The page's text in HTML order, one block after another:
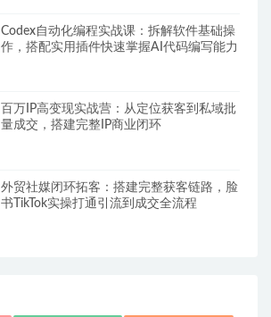
Codex自动化编程实战课：拆解软件基础操
作，搭配实用插件快速掌握AI代码编写能力
百万IP高变现实战营：从定位获客到私域批
量成交，搭建完整IP商业闭环
外贸社媒闭环拓客：搭建完整获客链路，脸
书TikTok实操打通引流到成交全流程